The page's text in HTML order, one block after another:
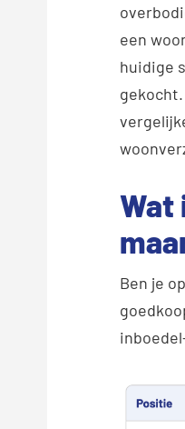
een
huidige
Wat
Ben je